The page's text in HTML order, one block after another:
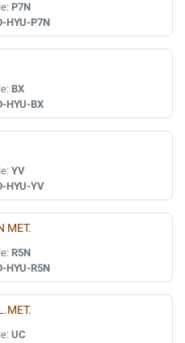
P7N
HYU-P7N
BX
HYU-BX
YV
HYU-YV
MET.
R5N
HYU-R5N
UC